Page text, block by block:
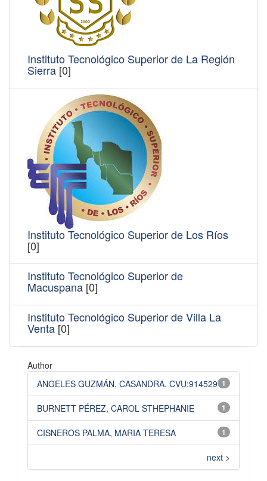
Instituto Tecnológico Superior de La Región
Sierra [0]
Instituto Tecnológico Superior de Los Ríos
[0]
Instituto Tecnológico Superior de
Macuspana [0]
Instituto Tecnológico Superior de Villa La
Venta [0]
Author
1
ANGELES GUZMÁN, CASANDRA. CVU:914529
1
BURNETT PÉREZ, CAROL STHEPHANIE
1
CISNEROS PALMA, MARIA TERESA
next >